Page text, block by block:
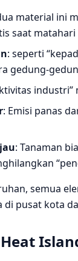
material ini
saat
: seperti
: Emisi panas
: Tanaman
semua
di pusat kota